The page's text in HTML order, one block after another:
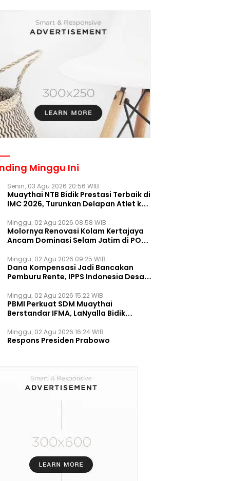
Minggu Ini
Senin, 03 Agu 2026 20:56 WIB
Muaythai NTB Bidik Prestasi Terbaik di
IMC 2026, Turunkan Delapan Atlet ke
Minggu, 02 Agu 2026 08:58 WIB
Molornya Renovasi Kolam Kertajaya
Ancam Dominasi Selam Jatim di PON
Minggu, 02 Agu 2026 09:25 WIB
Dana Kompensasi Jadi Bancakan
Pemburu Rente, IPPS Indonesia Desak
Permanen
Minggu, 02 Agu 2026 15:22 WIB
PBMI Perkuat SDM Muaythai
Berstandar IFMA, LaNyalla Bidik
Minggu, 02 Agu 2026 16:24 WIB
Respons Presiden Prabowo